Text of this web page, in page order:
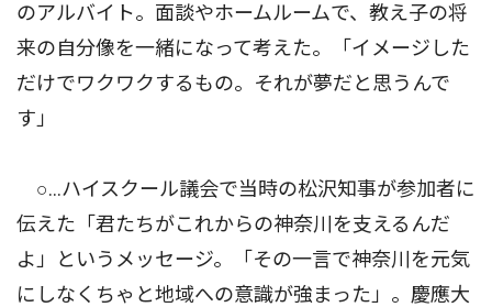
のアルバイト。面談やホームルームで、教え子の将
来の自分像を一緒になって考えた。「イメージした
だけでワクワクするもの。それが夢だと思うんで
す」
○…ハイスクール議会で当時の松沢知事が参加者に
伝えた「君たちがこれからの神奈川を支えるんだ
よ」というメッセージ。「その一言で神奈川を元気
にしなくちゃと地域への意識が強まった」。慶應大